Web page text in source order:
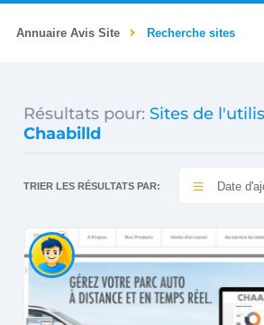
Annuaire Avis Site Recherche sites
Résultats pour: Sites de
Chaabilld
TRIER LES RÉSULTATS PAR: Date